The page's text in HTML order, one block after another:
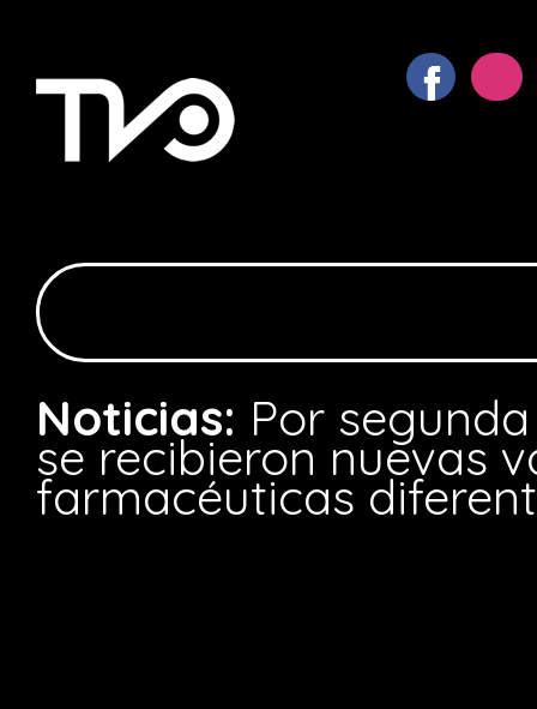
Noticias: Por
se recibieron nuevas
farmacéuticas